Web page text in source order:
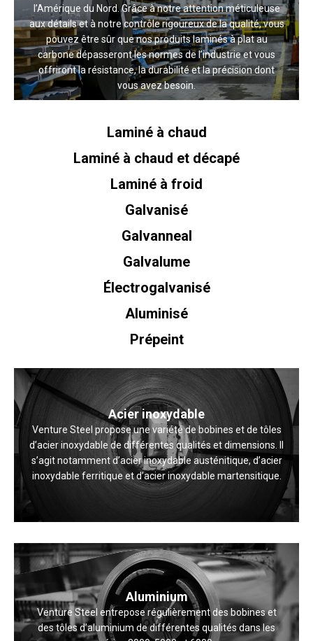
l’Amérique du Nord. Grâce à notre attention méticuleuse
aux détails et à notre contrôle rigoureux de la qualité, vous
pouvez être sûr que nos produits laminés à plat au
carbone dépasseront les normes de l’industrie et vous
offriront la résistance, la durabilité et la précision dont
vous avez besoin.
Laminé à chaud
Laminé à chaud et décapé
Laminé à froid
Galvanisé
Galvanneal
Galvalume
Électrogalvanisé
Aluminisé
Prépeint
Acier inoxydable
Venture Steel propose une variété de bobines et de tôles
d’acier inoxydable de différentes qualités et dimensions. Il
s’agit notamment d’acier inoxydable austénitique, d’acier
inoxydable ferritique et d’acier inoxydable martensitique.
Aluminium
Venture Steel entrepose régulièrement des bobines et
des tôles d’aluminium de différentes qualités dans les